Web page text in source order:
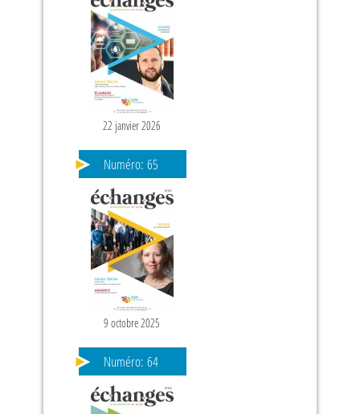
22 janvier 2026
Numéro: 65
9 octobre 2025
Numéro: 64